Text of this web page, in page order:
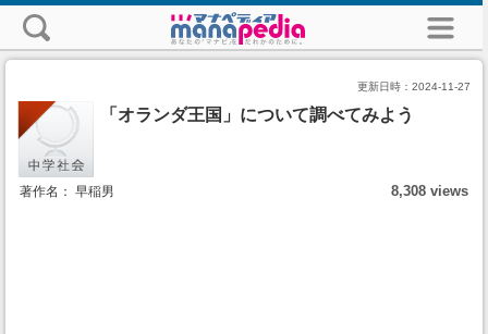
更新日時： 2024-11-27
「オランダ王国」について調べてみよう
著作名： 早稲男 8,308 views